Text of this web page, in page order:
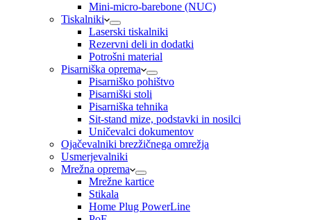
Mini-micro-barebone (NUC)
Tiskalniki
Laserski tiskalniki
Rezervni deli in dodatki
Potrošni material
Pisarniška oprema
Pisarniško pohištvo
Pisarniški stoli
Pisarniška tehnika
Sit-stand mize, podstavki in nosilci
Uničevalci dokumentov
Ojačevalniki brezžičnega omrežja
Usmerjevalniki
Mrežna oprema
Mrežne kartice
Stikala
Home Plug PowerLine